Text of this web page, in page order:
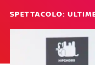
SPETTACOLO: